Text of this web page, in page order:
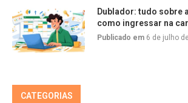
Dublador: tudo sobre
como ingressar na
Publicado em 6 de julho
CATEGORIAS